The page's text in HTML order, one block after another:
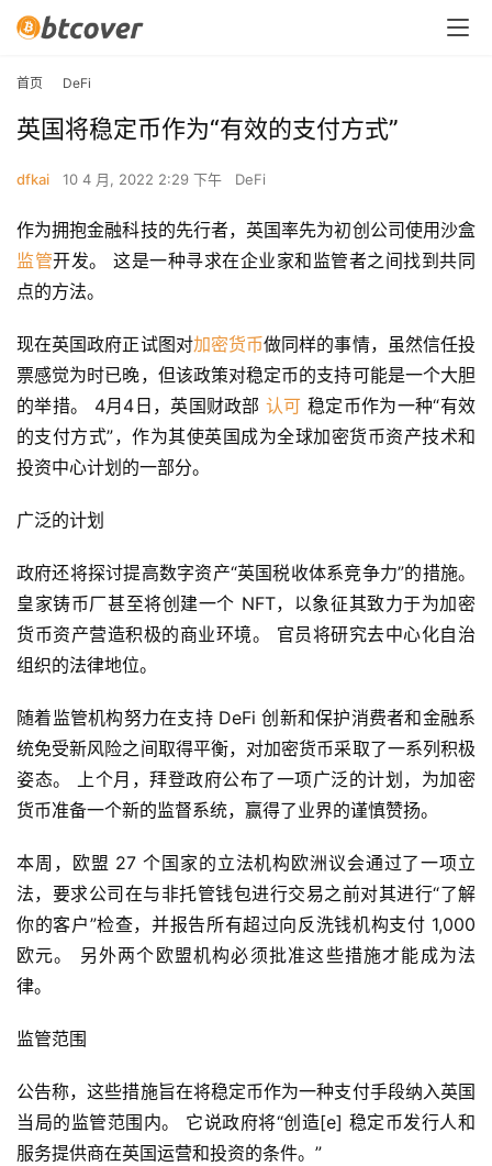
首页 DeFi
英国将稳定币作为“有效的支付方式”
dfkai 10 4 月, 2022 2:29 下午 DeFi
作为拥抱金融科技的先行者，英国率先为初创公司使用沙盒
监管开发。 这是一种寻求在企业家和监管者之间找到共同
点的方法。
现在英国政府正试图对加密货币做同样的事情，虽然信任投
票感觉为时已晚，但该政策对稳定币的支持可能是一个大胆
的举措。 4月4日，英国财政部 认可 稳定币作为一种“有效
的支付方式”，作为其使英国成为全球加密货币资产技术和
投资中心计划的一部分。
广泛的计划
政府还将探讨提高数字资产“英国税收体系竞争力”的措施。
皇家铸币厂甚至将创建一个 NFT，以象征其致力于为加密
货币资产营造积极的商业环境。 官员将研究去中心化自治
组织的法律地位。
随着监管机构努力在支持 DeFi 创新和保护消费者和金融系
统免受新风险之间取得平衡，对加密货币采取了一系列积极
姿态。 上个月，拜登政府公布了一项广泛的计划，为加密
货币准备一个新的监督系统，赢得了业界的谨慎赞扬。
本周，欧盟 27 个国家的立法机构欧洲议会通过了一项立
法，要求公司在与非托管钱包进行交易之前对其进行“了解
你的客户”检查，并报告所有超过向反洗钱机构支付 1,000
欧元。 另外两个欧盟机构必须批准这些措施才能成为法
律。
监管范围
公告称，这些措施旨在将稳定币作为一种支付手段纳入英国
当局的监管范围内。 它说政府将“创造[e] 稳定币发行人和
服务提供商在英国运营和投资的条件。”